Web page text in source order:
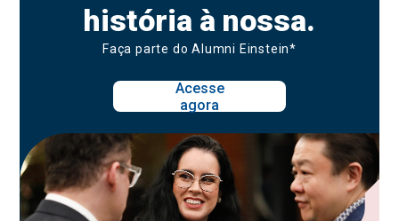
história à nossa.
Faça parte do Alumni Einstein*
Acesse
agora